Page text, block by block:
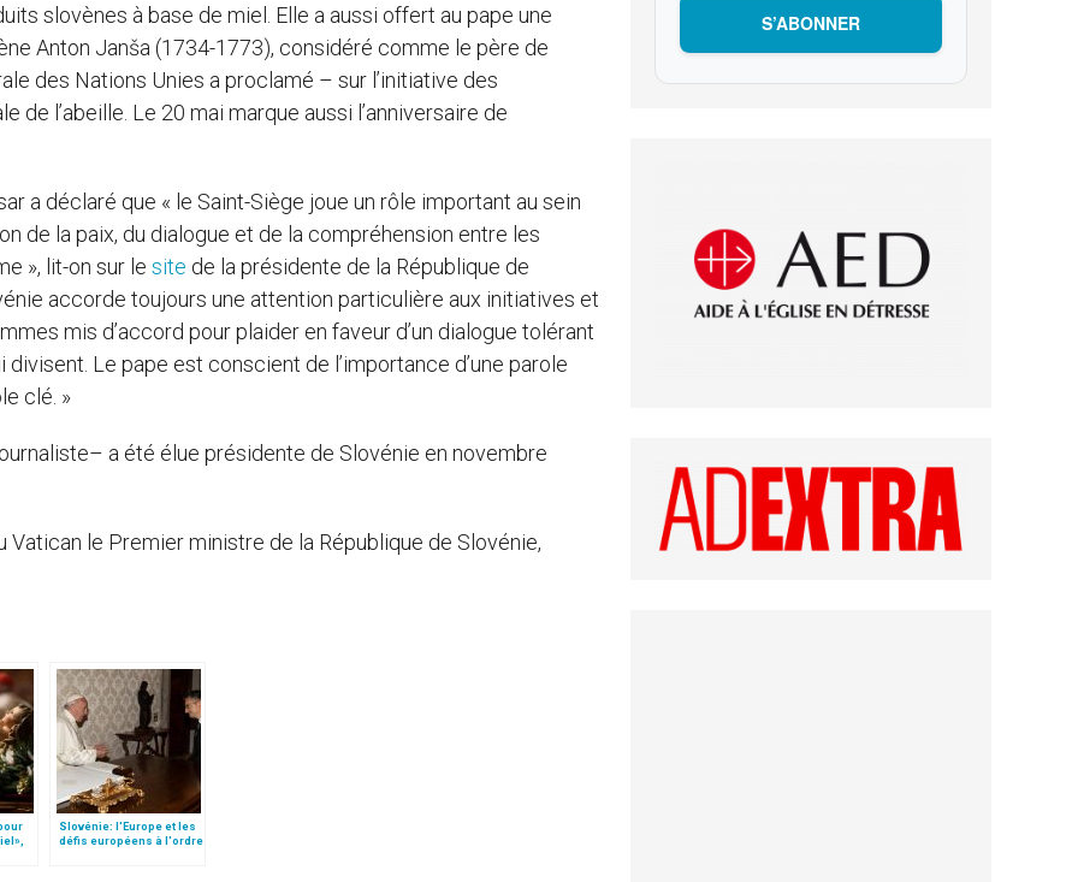
slovènes à base de miel. Elle a aussi offert au pape une
Anton Janša (1734-1773), considéré comme le père de
des Nations Unies a proclamé – sur l’initiative des
de l’abeille. Le 20 mai marque aussi l’anniversaire de
a déclaré que « le Saint-Siège joue un rôle important au sein
de la paix, du dialogue et de la compréhension entre les
», lit-on sur le site de la présidente de la République de
accorde toujours une attention particulière aux initiatives et
mis d’accord pour plaider en faveur d’un dialogue tolérant
Le pape est conscient de l’importance d’une parole
clé. »
a été élue présidente de Slovénie en novembre
Vatican le Premier ministre de la République de Slovénie,
Slovénie: l'Europe et les
défis européens à l'ordre
S’ABONNER